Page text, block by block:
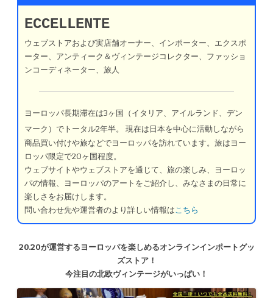
ECCELLENTE
ウェブストアおよび実店舗オーナー、インポーター、エクスポ
ーター、アンティーク＆ヴィンテージコレクター、ファッショ
ンコーディネーター、旅人
ヨーロッパ長期滞在は3ヶ国（イタリア、アイルランド、デン
マーク）でトータル2年半。
現在は日本を中心に活動しながら
商品買い付けや旅などでヨーロッパを訪れています。旅はヨー
ロッパ限定で20ヶ国程度。
ウェブサイトやウェブストアを通じて、旅の楽しみ、ヨーロッ
パの情報、ヨーロッパのアートをご紹介し、みなさまの日常に
楽しさをお届けします。
問い合わせ先や運営者のより詳しい情報はこちら
20.20が運営するヨーロッパを楽しめるオンラインインポートグッ
ズストア！
今注目の北欧ヴィンテージがいっぱい！